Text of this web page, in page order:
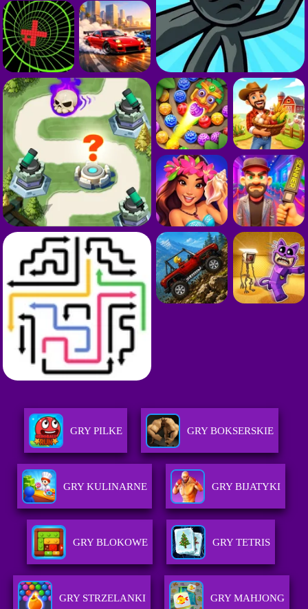
GRY PILKE GRY BOKSERSKIE
GRY KULINARNE GRY BIJATYKI
GRY BLOKOWE GRY TETRIS
GRY STRZELANKI GRY MAHJONG